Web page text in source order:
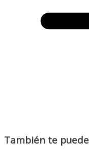
También te